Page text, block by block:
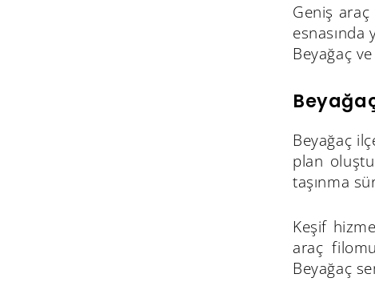
Geniş araç
esnasında
Beyağaç
Beyağaç
plan
taşınma
Keşif
araç
Beyağaç